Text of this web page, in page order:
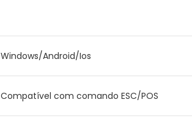
Windows/Android/Ios
Compatível com comando ESC/POS